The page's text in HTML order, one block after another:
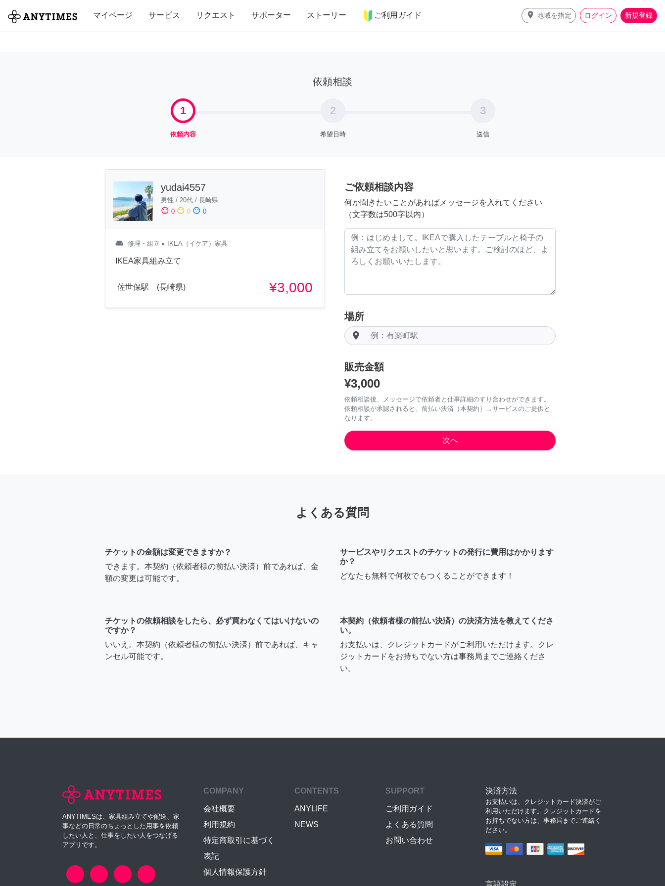
マイページ サービス リクエスト サポーター ストーリー ご利用ガイド place 地域を指定 ログイン 新規登録
全て 修理・組立 家事 引っ越し インテリア 趣味・習い事 ペット 料理
依頼相談
1
依頼内容
2
希望日時
3
送信
yudai4557
男性 / 20代 / 長崎県
sentiment_satisfied 0 sentiment_neutral 0 sentiment_dissatisfied 0
weekend 修理・組立 ▸ IKEA（イケア）家具
IKEA家具組み立て
佐世保駅 (長崎県) ¥3,000
ご依頼相談内容
何か聞きたいことがあればメッセージを入れてください
（文字数は500字以内）
場所
room
販売金額
¥3,000
依頼相談後、メッセージで依頼者と仕事詳細のすり合わせができます。
依頼相談が承認されると、前払い決済（本契約）→サービスのご提供と
なります。
よくある質問
チケットの金額は変更できますか？
できます。本契約（依頼者様の前払い決済）前であれば、金
額の変更は可能です。
サービスやリクエストのチケットの発行に費用はかかります
か？
どなたも無料で何枚でもつくることができます！
チケットの依頼相談をしたら、必ず買わなくてはいけないの
ですか？
いいえ。本契約（依頼者様の前払い決済）前であれば、キャ
ンセル可能です。
本契約（依頼者様の前払い決済）の決済方法を教えてくださ
い。
お支払いは、クレジットカードがご利用いただけます。クレ
ジットカードをお持ちでない方は事務局までご連絡くださ
い。
ANYTIMESは、家具組み立てや配送、家
事などの日常のちょっとした用事を依頼
したい人と、仕事をしたい人をつなげる
アプリです。
COMPANY
会社概要
利用規約
特定商取引に基づく
表記
個人情報保護方針
CONTENTS
ANYLIFE
NEWS
SUPPORT
ご利用ガイド
よくある質問
お問い合わせ
決済方法
お支払いは、クレジットカード決済がご
利用いただけます。クレジットカードを
お持ちでない方は、事務局までご連絡く
ださい。
言語設定